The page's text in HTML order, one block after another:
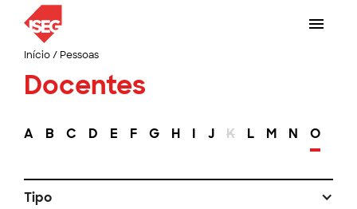
Início/ Pessoas
Docentes
A B C D E F G H I J K L M N O
Tipo